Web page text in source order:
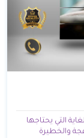
التي يحتاجها
والخطيرة